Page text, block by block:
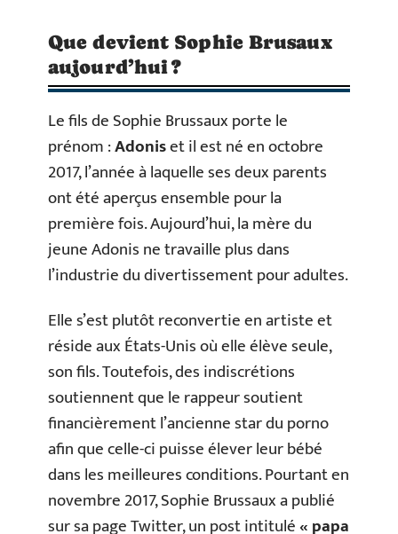
Que devient Sophie Brusaux
aujourd’hui ?
Le fils de Sophie Brussaux porte le
prénom :Adoniset il est né en octobre
2017, l’année à laquelle ses deux parents
ont été aperçus ensemble pour la
première fois. Aujourd’hui, la mère du
jeune Adonis ne travaille plus dans
l’industrie du divertissement pour adultes.
Elle s’est plutôt reconvertie en artiste et
réside aux États-Unis où elle élève seule,
son fils. Toutefois, des indiscrétions
soutiennent que le rappeur soutient
financièrement l’ancienne star du porno
afin que celle-ci puisse élever leur bébé
dans les meilleures conditions. Pourtant en
novembre 2017, Sophie Brussaux a publié
sur sa page Twitter, un post intitulé« papa